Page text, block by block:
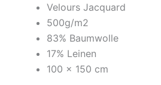
Velours Jacquard
500g/m2
83% Baumwolle
17% Leinen
100 x 150 cm